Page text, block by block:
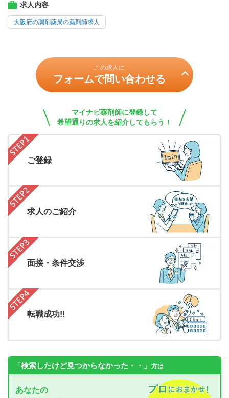
求人内容
大阪府の調剤薬局の薬剤師求人
この求人に
フォームで問い合わせる
マイナビ薬剤師に登録して
希望通りの求人を紹介してもらう！
ご登録
求人のご紹介
面接・条件交渉
転職成功!!
「検索したけど見つからなかった・・」 方は
あなたの